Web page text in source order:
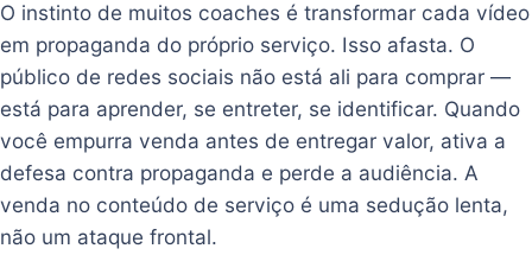
O instinto de muitos coaches é transformar cada vídeo
em propaganda do próprio serviço. Isso afasta. O
público de redes sociais não está ali para comprar —
está para aprender, se entreter, se identificar. Quando
você empurra venda antes de entregar valor, ativa a
defesa contra propaganda e perde a audiência. A
venda no conteúdo de serviço é uma sedução lenta,
não um ataque frontal.